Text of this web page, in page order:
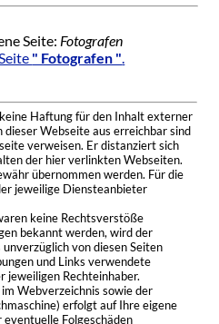
Seite: Fotografen
" Fotografen "
Haftung für den Inhalt externer
Webseite aus erreichbar sind
verweisen. Er distanziert sich
der hier verlinkten Webseiten.
übernommen werden. Für die
jeweilige Diensteanbieter
keine Rechtsverstöße
bekannt werden, wird der
von diesen Seiten
und Links verwendete
jeweiligen Rechteinhaber.
Webverzeichnis sowie der
erfolgt auf Ihre eigene
Folgeschäden